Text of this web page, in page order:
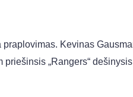
Kevinas
„Rangers“